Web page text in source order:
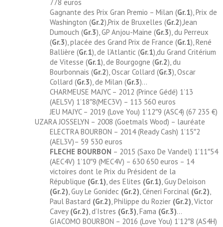
778 euros
Gagnante des Prix Gran Premio – Milan (Gr.1), Prix de
Washington (Gr.2),Prix de Bruxelles (Gr.2),Jean
Dumouch (Gr.3), GP Anjou-Maine (Gr.3), du Perreux
(Gr.3), placée des Grand Prix de France (Gr.1), René
Ballière (Gr.1), de l’Atlantic (Gr.1),du Grand Critérium
de Vitesse (Gr.1), de Bourgogne (Gr.2), du
Bourbonnais (Gr.2), Oscar Collard (Gr.3), Oscar
Collard (Gr.3), de Milan (Gr.3)…
CHARMEUSE MAJYC – 2012 (Prince Gédé) 1’13
(AEL5V) 1’18″8(MEC3V) – 113 560 euros
JEU MAJYC – 2019 (Love You) 1’12″9 (ASC4) (67 235 €)
UZARA JOSSELYN – 2008 (Goetmals Wood) – lauréate
ELECTRA BOURBON – 2014 (Ready Cash) 1’15″2
(AEL3V)– 59 530 euros
FLECHE BOURBON – 2015 (Saxo De Vandel) 1’11″54
(AEC4V) 1’10″9 (MEC4V) – 630 650 euros – 14
victoires dont le Prix du Président de la
République (Gr.1), des Elites (Gr.1), Guy Deloison
(Gr.2), Guy Le Gonidec (Gr.2), Céneri Forcinal (Gr.2),
Paul Bastard (Gr.2), Philippe du Rozier (Gr.2), Victor
Cavey (Gr.2), d’Istres (Gr.3), Fama (Gr.3)…
GIACOMO BOURBON – 2016 (Love You) 1’12″8 (AS4H)